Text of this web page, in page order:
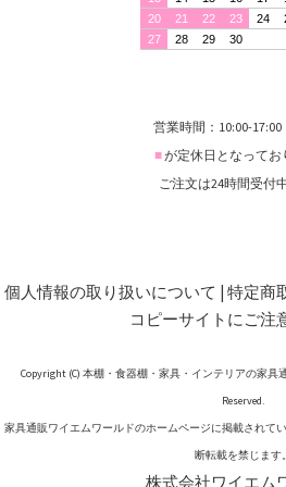
営業時間：10:00-17:00
■が定休日となってお
ご注文は24時間受付
個人情報の取り扱いについて 特定商
コピーサイトにご注
Copyright (C) 本棚・食器棚・家具・インテリアの家
Reserved.
家具通販ワイエムワールドのホームページに掲載されて
断転載を禁じます。
株式会社ワイエム